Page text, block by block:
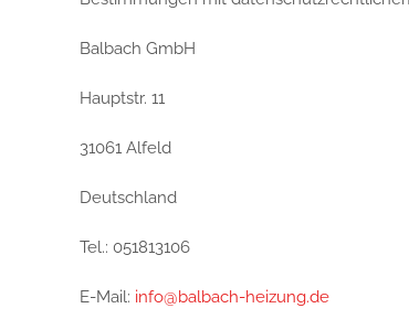
Balbach GmbH
Hauptstr. 11
31061 Alfeld
Deutschland
Tel.: 051813106
E-Mail: info@balbach-heizung.de